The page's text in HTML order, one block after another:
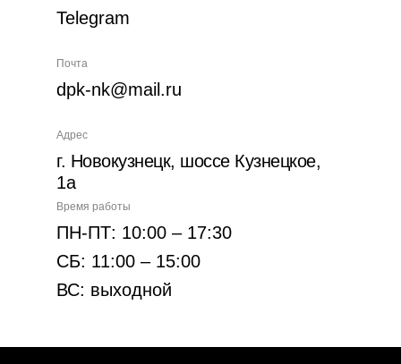
Telegram
Почта
dpk-nk@mail.ru
Время работы
ПН-ПТ: 10:00 – 17:30
СБ: 11:00 – 15:00
ВС: выходной
Адрес
г. Новокузнецк, шоссе Кузнецкое,
1а